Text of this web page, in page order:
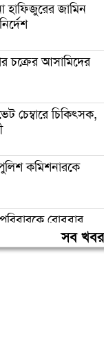
হাফিজুরের জামিন
চক্রের আসামিদের
চেম্বারে চিকিৎসক,
কমিশনারকে
রোববার
সব